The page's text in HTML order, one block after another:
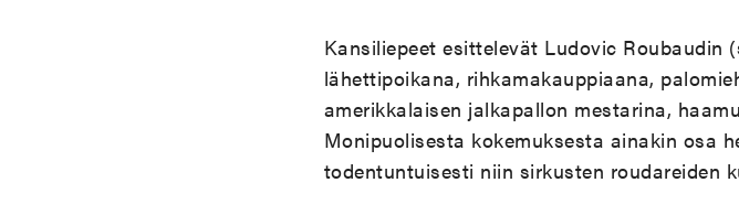
Kansiliepeet esittelevät Ludovic Roubaudin
lähettipoikana, rihkamakauppiaana,
amerikkalaisen jalkapallon mestarina,
Monipuolisesta kokemuksesta ainakin osa
todentuntuisesti niin sirkusten roudareiden